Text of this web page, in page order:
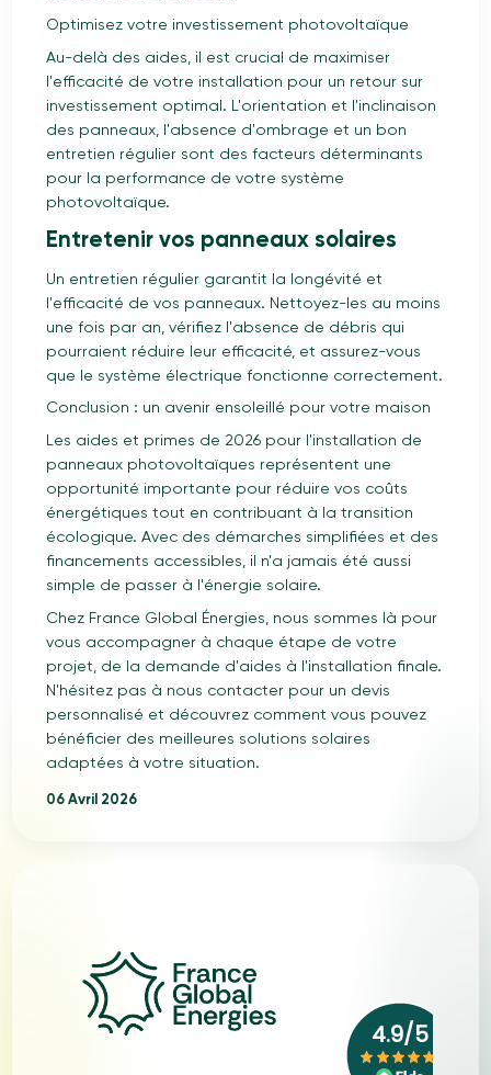
Optimisez votre investissement photovoltaïque
Au-delà des aides, il est crucial de maximiser
l'efficacité de votre installation pour un retour sur
investissement optimal. L'orientation et l'inclinaison
des panneaux, l'absence d'ombrage et un bon
entretien régulier sont des facteurs déterminants
pour la performance de votre système
photovoltaïque.
Entretenir vos panneaux solaires
Un entretien régulier garantit la longévité et
l'efficacité de vos panneaux. Nettoyez-les au moins
une fois par an, vérifiez l'absence de débris qui
pourraient réduire leur efficacité, et assurez-vous
que le système électrique fonctionne correctement.
Conclusion : un avenir ensoleillé pour votre maison
Les aides et primes de 2026 pour l'installation de
panneaux photovoltaïques représentent une
opportunité importante pour réduire vos coûts
énergétiques tout en contribuant à la transition
écologique. Avec des démarches simplifiées et des
financements accessibles, il n'a jamais été aussi
simple de passer à l'énergie solaire.
Chez France Global Énergies, nous sommes là pour
vous accompagner à chaque étape de votre
projet, de la demande d'aides à l'installation finale.
N'hésitez pas à nous contacter pour un devis
personnalisé et découvrez comment vous pouvez
bénéficier des meilleures solutions solaires
adaptées à votre situation.
06 Avril 2026